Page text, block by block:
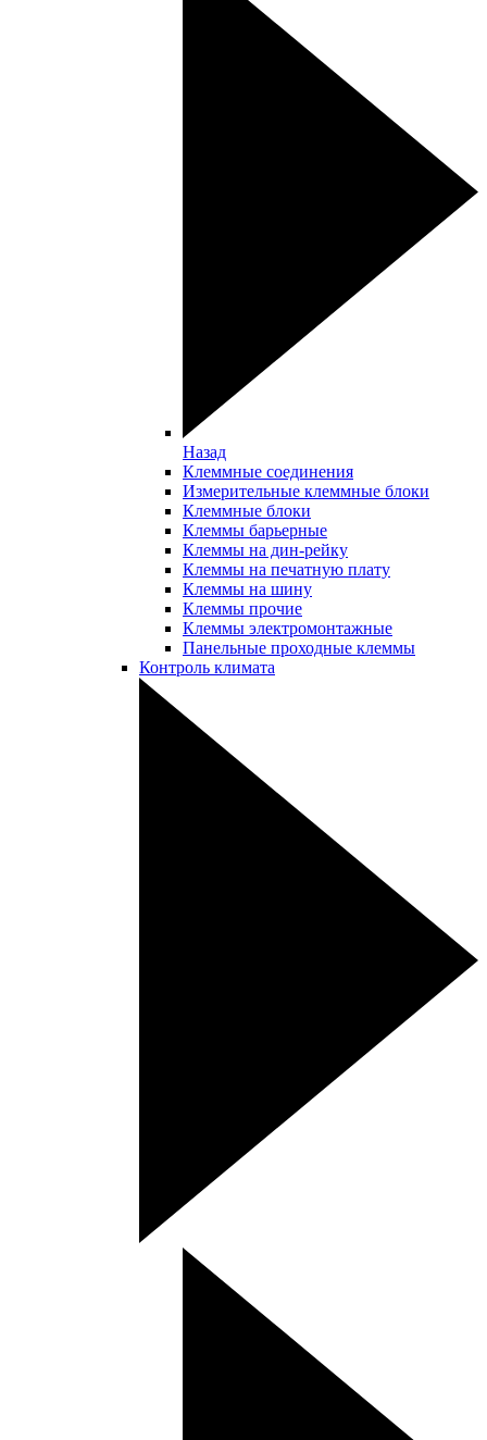
Назад
Клеммные соединения
Измерительные клеммные блоки
Клеммные блоки
Клеммы барьерные
Клеммы на дин-рейку
Клеммы на печатную плату
Клеммы на шину
Клеммы прочие
Клеммы электромонтажные
Панельные проходные клеммы
Контроль климата